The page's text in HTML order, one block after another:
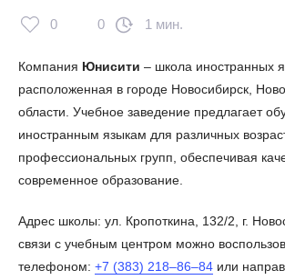
0 0 1 мин.
Компания Юнисити – школа иностранных
расположенная в городе Новосибирск,
области. Учебное заведение предлагает
иностранным языкам для различных
профессиональных групп, обеспечивая
современное образование.
Адрес школы: ул. Кропоткина, 132/2, г.
связи с учебным центром можно
телефоном: +7 (383) 218‒86‒84 или